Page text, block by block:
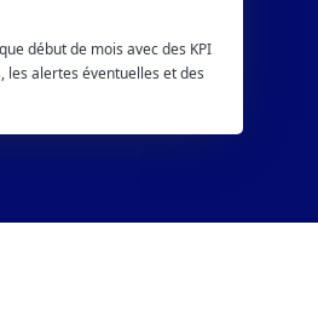
début de mois avec des KPI
les alertes éventuelles et des